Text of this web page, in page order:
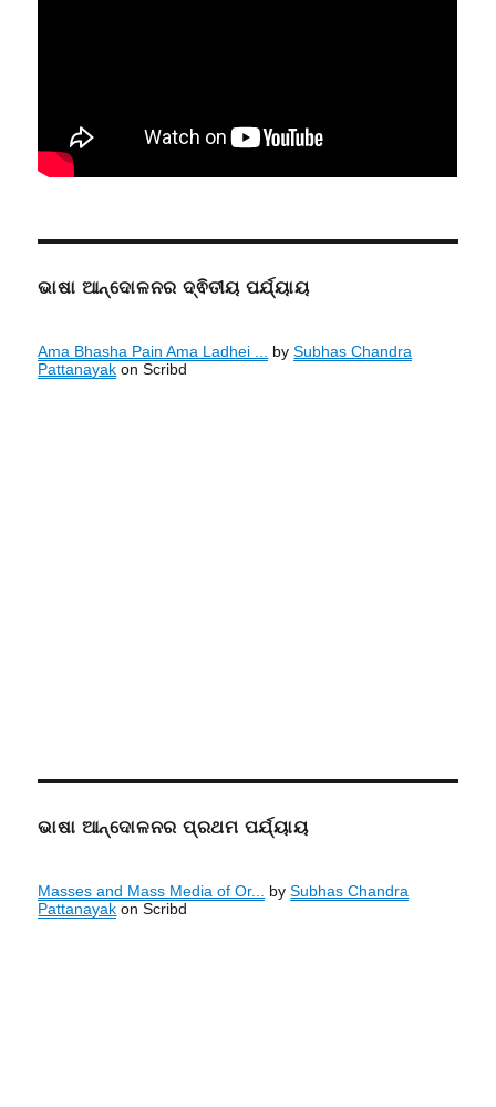
ଭାଷା ଆନ୍ଦୋଳନର ଦ୍ଵିତୀୟ ପର୍ଯ୍ୟାୟ
Ama Bhasha Pain Ama Ladhei ... bySubhas Chandra
Pattanayak on Scribd
ଭାଷା ଆନ୍ଦୋଳନର ପ୍ରଥମ ପର୍ଯ୍ୟାୟ
Masses and Mass Media of Or... bySubhas Chandra
Pattanayak on Scribd